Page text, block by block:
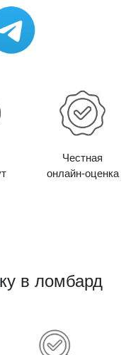
Честная
онлайн-оценка
в ломбард